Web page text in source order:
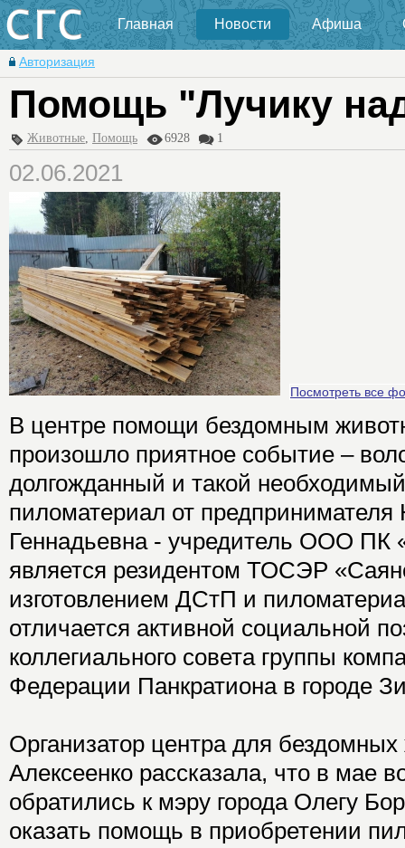
Главная Новости Афиша
Авторизация
Помощь "Лучику
Животные, Помощь 6928 1
02.06.2021
Посмотреть все
В центре помощи бездомным
произошло приятное событие –
долгожданный и такой
пиломатериал от
Геннадьевна - учредитель ООО ПК
является резидентом ТОСЭР
изготовлением ДСтП и
отличается активной социальной
коллегиального совета группы
Федерации Панкратиона в городе
Организатор центра для
Алексеенко рассказала, что в мае
обратились к мэру города Олегу
оказать помощь в приобретении